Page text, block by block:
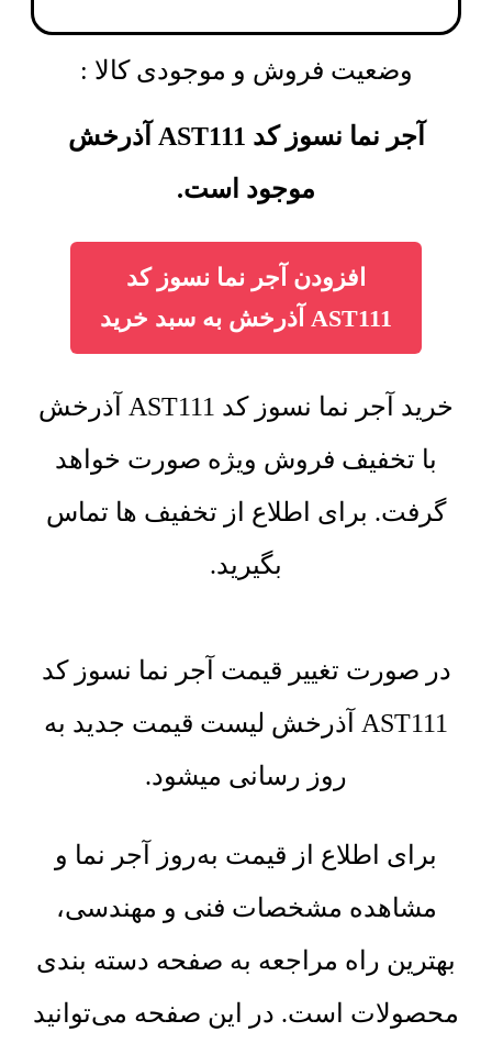
وضعیت فروش و موجودی کالا :
آجر نما نسوز کد AST111 آذرخش
موجود است.
افزودن آجر نما نسوز کد
AST111 آذرخش به سبد خرید
خرید آجر نما نسوز کد AST111 آذرخش
با تخفیف فروش ویژه صورت خواهد
گرفت. برای اطلاع از تخفیف ها تماس
بگیرید.
در صورت تغییر قیمت آجر نما نسوز کد
AST111 آذرخش لیست قیمت جدید به
روز رسانی میشود.
برای اطلاع از قیمت به‌روز آجر نما و
مشاهده مشخصات فنی و مهندسی،
بهترین راه مراجعه به صفحه دسته بندی
محصولات است. در این صفحه می‌توانید